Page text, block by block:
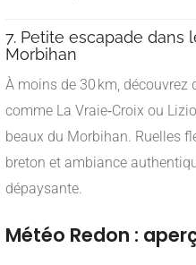
7. Petite escapade dans
Morbihan
À moins de 30 km, découvrez
comme La Vraie‑Croix ou
beaux du Morbihan. Ruelles
breton et ambiance
dépaysante
Météo Redon :